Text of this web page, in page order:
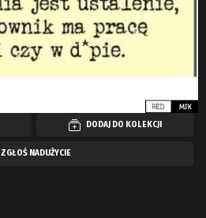
DODAJ DO KOLEKCJI
ZGŁOŚ NADUŻYCIE